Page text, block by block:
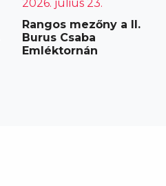
2026. július 23.
Rangos mezőny a II.
Burus Csaba
Emléktornán